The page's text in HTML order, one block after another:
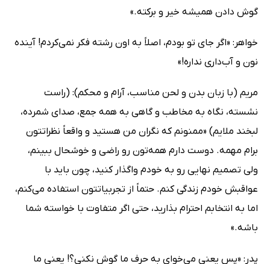
گوش دادن همیشه خیر و برکته.»
خواهر: «اگر جای تو بودم، اصلاً به اون رشته فکر نمی‌کردم! آینده
نون و آب‌داری نداره!»
مریم (با زبان بدن و لحن مناسب، آرام و محکم): (راست
نشسته، نگاه به مخاطب و گاهی به همه جمع، صدای شمرده،
لبخند ملایم) «ممنونم که نگران من هستید و واقعاً نظراتتون
برام مهمه. دوست دارم همه‌تون رو راضی و خوشحال ببینم،
ولی تصمیم نهایی رو به خودم واگذار کنید، چون باید با
عواقبش خودم زندگی کنم. حتماً از تجربیاتتون استفاده می‌کنم،
اما به انتخابم احترام بذارید، حتی اگر متفاوت با خواسته شما
باشه.»
پدر: «پس یعنی می‌خوای به حرف ما گوش نکنی؟! یعنی ما